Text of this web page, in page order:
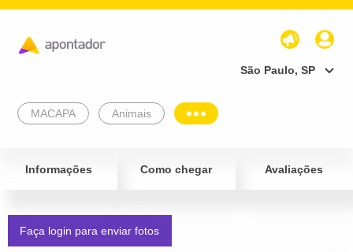
São Paulo, SP
MACAPA Animais
Informações Como chegar Avaliações
Faça login para enviar fotos